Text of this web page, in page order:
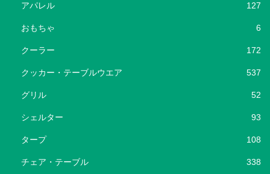
アパレル 127
おもちゃ 6
クーラー 172
クッカー・テーブルウエア 537
グリル 52
シェルター 93
タープ 108
チェア・テーブル 338